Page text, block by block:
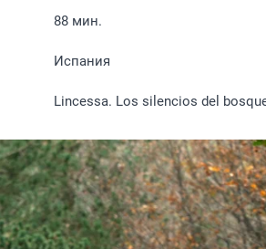
88 мин.
Испания
Lincessa. Los silencios del